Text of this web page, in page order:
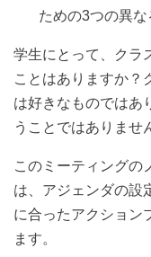
ための3つの異な
学生にとって、クラ
ことはありますか？
は好きなものではあ
うことではありませ
このミーティングの
は、アジェンダの設
に合ったアクション
ます。